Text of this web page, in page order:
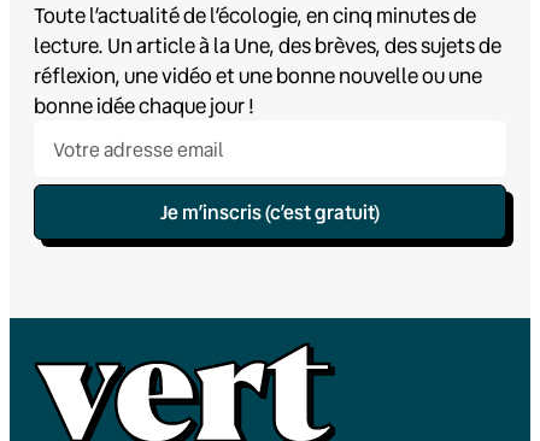
Toute l’actualité de l’écologie, en cinq minutes de
lecture. Un article à la Une, des brèves, des sujets de
réflexion, une vidéo et une bonne nouvelle ou une
bonne idée chaque jour !
Je m’inscris (c’est gratuit)